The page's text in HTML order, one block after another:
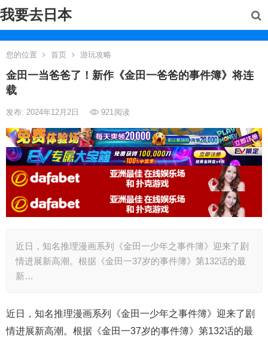
我要去日本
您的位置 首页 游玩攻略
金田一当爸爸了！新作《金田一爸爸的事件簿》将连
载
发布: 2024年12月2日 921阅读
近日，知名推理漫画系列《金田一少年之事件簿》迎来了剧
情进展新高潮。根据《金田一37岁的事件簿》第132话的最
新…
近日，知名推理漫画系列《金田一少年之事件簿》迎来了剧
情进展新高潮。根据《金田一37岁的事件簿》第132话的最